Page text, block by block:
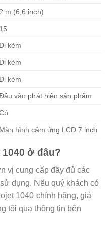
2 m (6,6 inch)
15
kèm
kèm
kèm
vào phát hiện sản phẩm
Màn hình cảm ứng LCD 7 inch
1040 ở đâu?
vị cung cấp đầy đủ các
dụng. Nếu quý khách có
1040 chính hãng, giá
tôi qua thông tin bên